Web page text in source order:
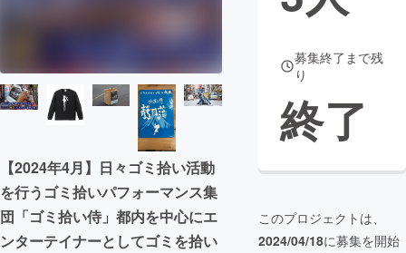
【2024年4月】日々ゴミ拾い活動
を行うゴミ拾いパフォーマンス集
団「ゴミ拾い侍」都内を中心にエ
ンターテイナーとしてゴミを拾い
募集終了まで残
り
終了
このプロジェクトは、
2024/04/18に募集を開始